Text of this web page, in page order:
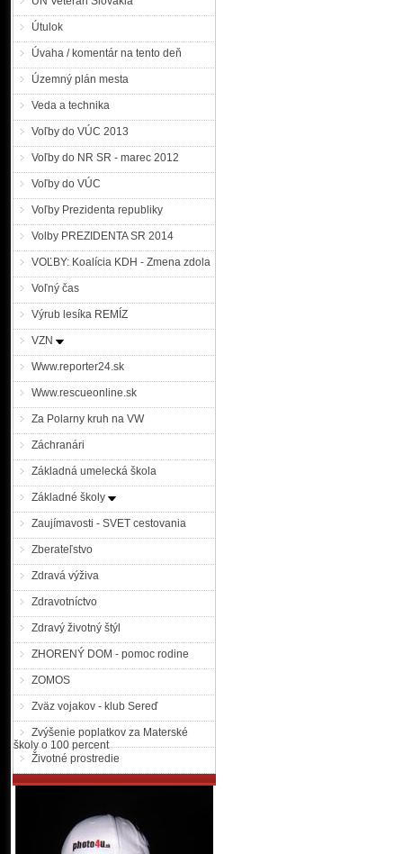
Útulok
Úvaha / komentár na tento deň
Územný plán mesta
Veda a technika
Voľby do VÚC 2013
Voľby do NR SR - marec 2012
Voľby do VÚC
Voľby Prezidenta republiky
Volby PREZIDENTA SR 2014
VOĽBY: Koalícia KDH - Zmena zdola
Voľný čas
Výrub lesíka REMÍZ
VZN
Www.reporter24.sk
Www.rescueonline.sk
Za Polarny kruh na VW
Záchranári
Základná umelecká škola
Základné školy
Zaujímavosti - SVET cestovania
Zberateľstvo
Zdravá výživa
Zdravotníctvo
Zdravý životný štýl
ZHORENÝ DOM - pomoc rodine
ZOMOS
Zväz vojakov - klub Sereď
Zvýšenie poplatkov za Materské
školy o 100 percent
Životné prostredie